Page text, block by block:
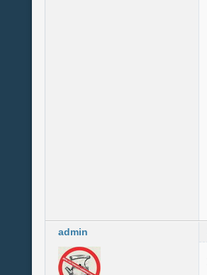
admin